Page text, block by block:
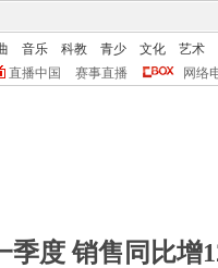
音乐 科教 青少 文化
艺术
直播中国 赛事直播 网络
季度 销售同比增